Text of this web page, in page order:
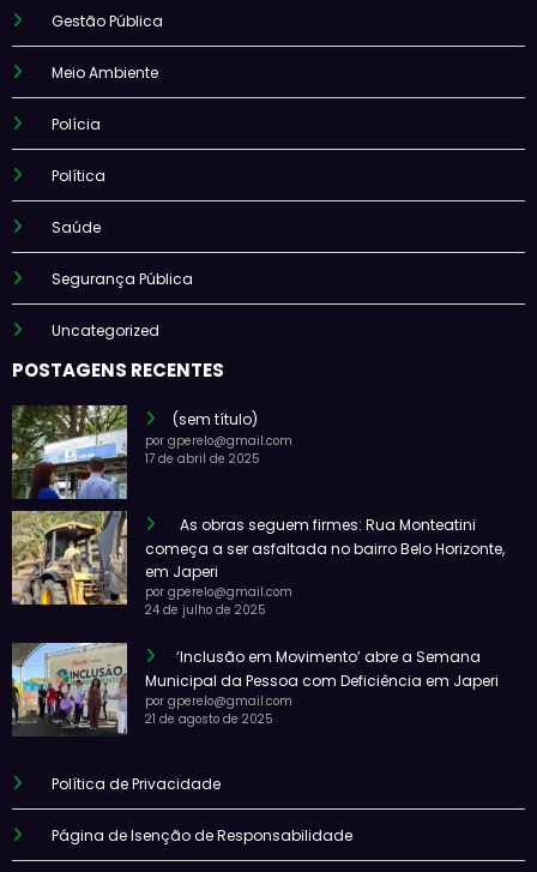
Gestão Pública
Meio Ambiente
Polícia
Política
Saúde
Segurança Pública
Uncategorized
POSTAGENS RECENTES
(sem título)
por gperelo@gmail.com
17 de abril de 2025
As obras seguem firmes: Rua Monteatini
começa a ser asfaltada no bairro Belo Horizonte,
em Japeri
por gperelo@gmail.com
24 de julho de 2025
‘Inclusão em Movimento’ abre a Semana
Municipal da Pessoa com Deficiência em Japeri
por gperelo@gmail.com
21 de agosto de 2025
Política de Privacidade
Página de Isenção de Responsabilidade